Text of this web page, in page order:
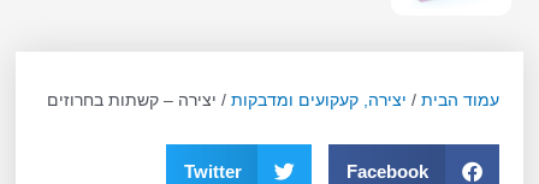
עמוד הבית / יצירה, קעקועים ומדבקות / יצירה – קשתות בחרוזים
Facebook
Twitter